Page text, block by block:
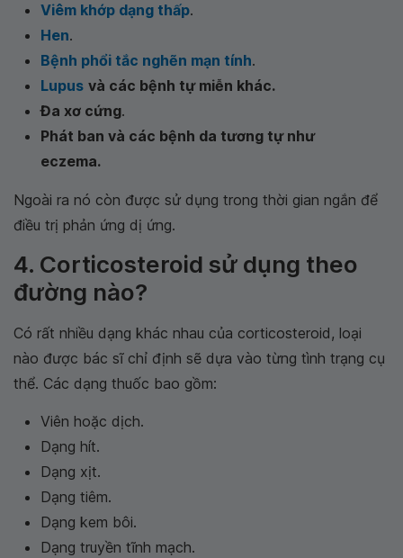
Viêm khớp dạng thấp.
Hen.
Bệnh phổi tắc nghẽn mạn tính.
Lupus và các bệnh tự miễn khác.
Đa xơ cứng.
Phát ban và các bệnh da tương tự như
eczema.
Ngoài ra nó còn được sử dụng trong thời gian ngắn để
điều trị phản ứng dị ứng.
4. Corticosteroid sử dụng theo
đường nào?
Có rất nhiều dạng khác nhau của corticosteroid, loại
nào được bác sĩ chỉ định sẽ dựa vào từng tình trạng cụ
thể. Các dạng thuốc bao gồm:
Viên hoặc dịch.
Dạng hít.
Dạng xịt.
Dạng tiêm.
Dạng kem bôi.
Dạng truyền tĩnh mạch.